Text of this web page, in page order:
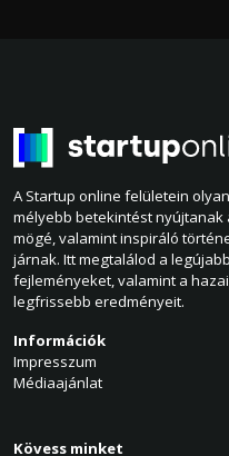
A Startup online felületein
mélyebb betekintést
mögé, valamint inspiráló
járnak. Itt megtalálod a
fejleményeket, valamint a
legfrissebb eredményeit.
Információk
Impresszum
Médiaajánlat
Kövess minket